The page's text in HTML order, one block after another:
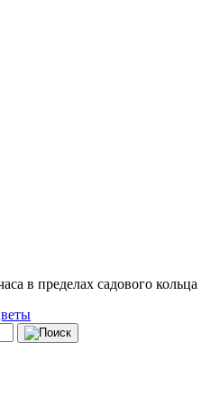
в пределах садового кольца